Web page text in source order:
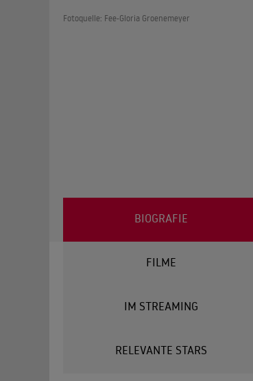
Fotoquelle: Fee-Gloria Groenemeyer
BIOGRAFIE
FILME
IM STREAMING
RELEVANTE STARS